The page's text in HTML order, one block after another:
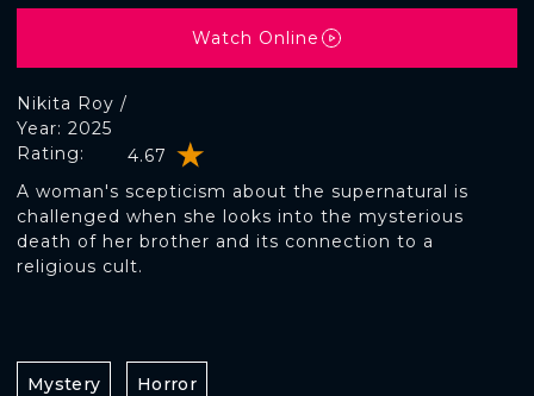
Nikita Roy /
Rating: 4.67
Year: 2025
A woman's scepticism about the supernatural is
challenged when she looks into the mysterious
death of her brother and its connection to a
religious cult.
Watch Online
Mystery Horror